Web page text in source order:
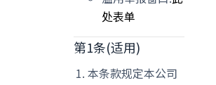
处表单
第1条(适用)
本条款规定本公司